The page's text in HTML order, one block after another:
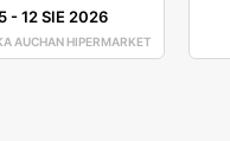
5-12 SIE 2026
AUCHAN HIPERMARKET